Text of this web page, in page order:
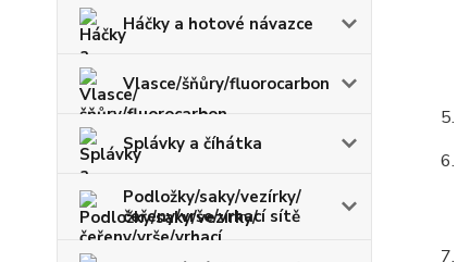
Háčky a hotové návazce
Vlasce/šňůry/fluorocarbon
Splávky a číhátka
Podložky/saky/vezírky/
čeřeny/vrše/vrhací sítě